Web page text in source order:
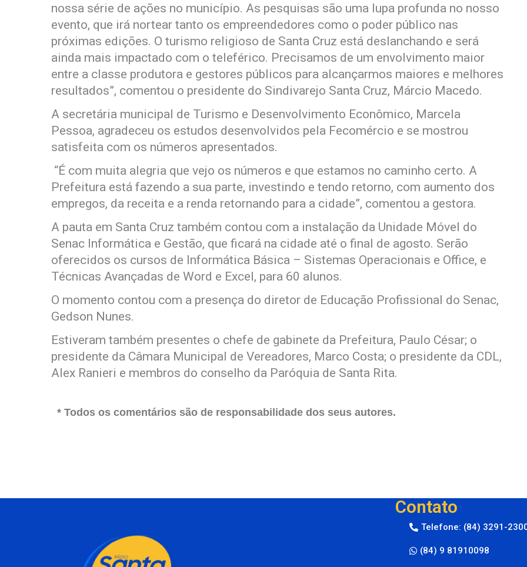
nossa série de ações no município. As pesquisas são uma lupa profunda no nosso
evento, que irá nortear tanto os empreendedores como o poder público nas
próximas edições. O turismo religioso de Santa Cruz está deslanchando e será
ainda mais impactado com o teleférico. Precisamos de um envolvimento maior
entre a classe produtora e gestores públicos para alcançarmos maiores e melhores
resultados”, comentou o presidente do Sindivarejo Santa Cruz, Márcio Macedo.
A secretária municipal de Turismo e Desenvolvimento Econômico, Marcela
Pessoa, agradeceu os estudos desenvolvidos pela Fecomércio e se mostrou
satisfeita com os números apresentados.
“É com muita alegria que vejo os números e que estamos no caminho certo. A
Prefeitura está fazendo a sua parte, investindo e tendo retorno, com aumento dos
empregos, da receita e a renda retornando para a cidade”, comentou a gestora.
A pauta em Santa Cruz também contou com a instalação da Unidade Móvel do
Senac Informática e Gestão, que ficará na cidade até o final de agosto. Serão
oferecidos os cursos de Informática Básica – Sistemas Operacionais e Office, e
Técnicas Avançadas de Word e Excel, para 60 alunos.
O momento contou com a presença do diretor de Educação Profissional do Senac,
Gedson Nunes.
Estiveram também presentes o chefe de gabinete da Prefeitura, Paulo César; o
presidente da Câmara Municipal de Vereadores, Marco Costa; o presidente da CDL,
Alex Ranieri e membros do conselho da Paróquia de Santa Rita.
* Todos os comentários são de responsabilidade dos seus autores.
Contato
Telefone: (84) 3291-
(84) 9 81910098